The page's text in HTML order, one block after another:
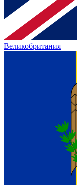
Великобритания